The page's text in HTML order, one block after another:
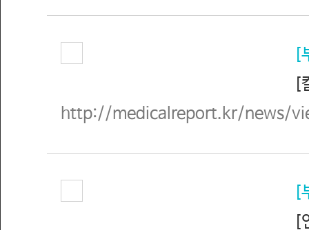
[
[
http://medicalreport.kr/news/
[
[